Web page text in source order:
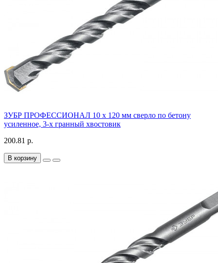
ЗУБР ПРОФЕССИОНАЛ 10 x 120 мм сверло по бетону
усиленное, 3-х гранный хвостовик
200.81 р.
В корзину